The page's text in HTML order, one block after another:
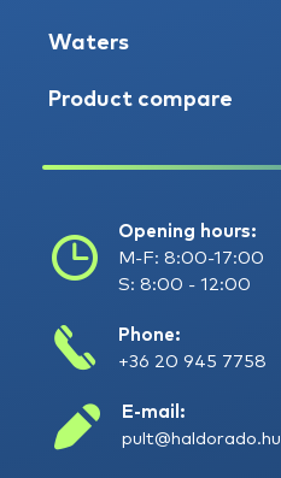
Waters
Product compare
Opening hours:
M-F: 8:00-17:00
S: 8:00 - 12:00
Phone:
+36 20 945 7758
E-mail:
pult@haldorado.hu